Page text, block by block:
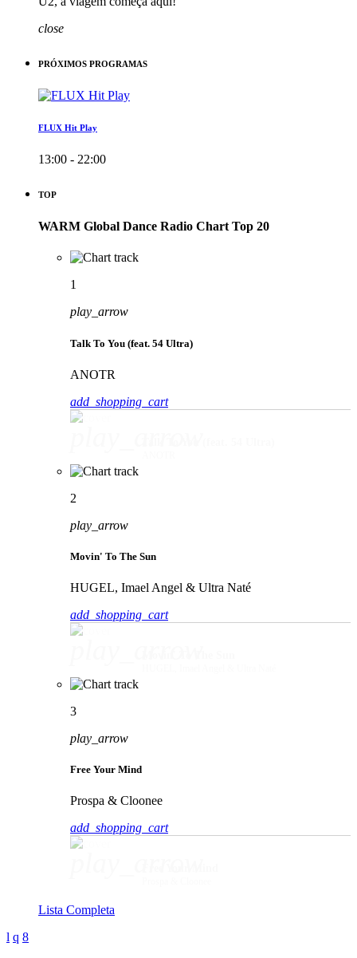
close
PRÓXIMOS PROGRAMAS
FLUX Hit Play
13:00 - 22:00
TOP
WARM Global Dance Radio Chart Top 20
1
play_arrow
Talk To You (feat. 54 Ultra)
ANOTR
add_shopping_cart
2
play_arrow
Movin' To The Sun
HUGEL, Imael Angel & Ultra Naté
add_shopping_cart
3
play_arrow
Free Your Mind
Prospa & Cloonee
add_shopping_cart
Lista Completa